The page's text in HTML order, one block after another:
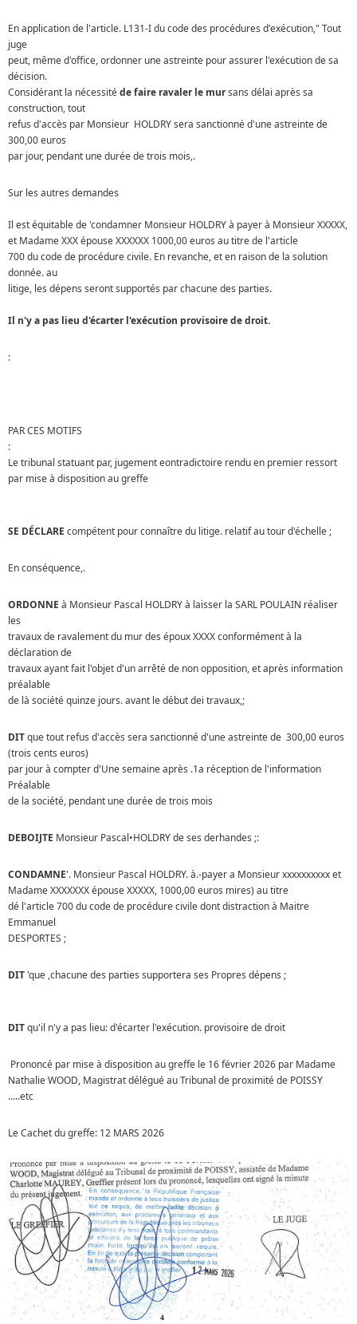
En application de l'article. L131-I du code des procédures d'exécution," Tout
juge
peut, même d'office, ordonner une astreinte pour assurer l'exécution de sa
décision.
Considérant la nécessitéde faire ravaler le mursans délai après sa
construction, tout
refus d'accès par Monsieur HOLDRY sera sanctionné d'une astreinte de
300,00 euros
par jour, pendant une durée de trois mois,.
Sur les autres demandes
Il est équitable de 'condamner Monsieur HOLDRY à payer à Monsieur XXXXX,
et Madame XXX épouse XXXXXX 1000,00 euros au titre de l'article
700 du code de procédure civile. En revanche, et en raison de la solution
donnée. au
litige, les dépens seront supportés par chacune des parties.
Il n'y a pas lieu d'écarter l'exécution provisoire de droit.
:
PAR CES MOTIFS
:
Le tribunal statuant par, jugement eontradictoire rendu en premier ressort
par mise à disposition au greffe
SE DÉCLARE compétent pour connaître du litige. relatif au tour d'échelle ;
En conséquence,.
ORDONNE à Monsieur Pascal HOLDRY à laisser la SARL POULAIN réaliser
les
travaux de ravalement du mur des époux XXXX conformément à la
déclaration de
travaux ayant fait l'objet d'un arrêté de non opposition, et après information
préalable
de là société quinze jours. avant le début dei travaux,;
DITque tout refus d'accès sera sanctionné d'une astreinte de 300,00 euros
(trois cents euros)
par jour à compter d'Une semaine après .1a réception de l'information
Préalable
de la société, pendant une durée de trois mois
DEBOIJTE Monsieur Pascal•HOLDRY de ses derhandes ;:
CONDAMNE'. Monsieur Pascal HOLDRY. à.-payer a Monsieur xxxxxxxxxx et
Madame XXXXXXX épouse XXXXX, 1000,00 euros mires) au titre
dé l'article 700 du code de procédure civile dont distraction à Maitre
Emmanuel
DESPORTES ;
DIT'que ,chacune des parties supportera ses Propres dépens ;
DITqu'il n'y a pas lieu: d'écarter l'exécution. provisoire de droit
Prononcé par mise à disposition au greffe le 16 février 2026 par Madame
Nathalie WOOD, Magistrat délégué au Tribunal de proximité de POISSY
.....etc
Le Cachet du greffe: 12 MARS 2026